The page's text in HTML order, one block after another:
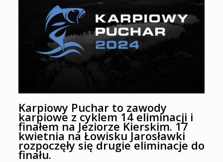
Karpiowy Puchar to zawody
karpiowe z cyklem 14 eliminacji i
finałem na Jeziorze Kierskim. 17
kwietnia na Łowisku Jarosławki
rozpoczęły się drugie eliminacje do
finału.